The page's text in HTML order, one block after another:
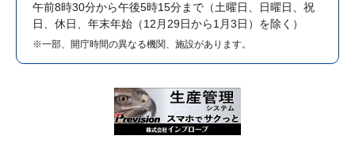
午前8時30分から午後5時15分まで （土曜日、日曜日、祝
日、休日、年末年始（12月29日から1月3日）を除く）
※一部、開庁時間の異なる機関、施設があります。